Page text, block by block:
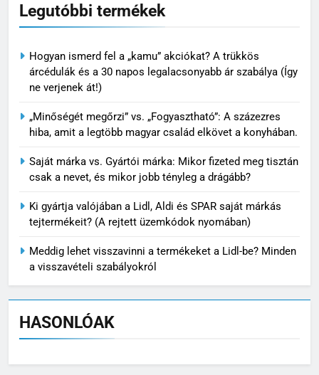
Legutóbbi termékek
Hogyan ismerd fel a „kamu” akciókat? A trükkös
árcédulák és a 30 napos legalacsonyabb ár szabálya (Így
ne verjenek át!)
„Minőségét megőrzi” vs. „Fogyasztható”: A százezres
hiba, amit a legtöbb magyar család elkövet a konyhában.
Saját márka vs. Gyártói márka: Mikor fizeted meg tisztán
csak a nevet, és mikor jobb tényleg a drágább?
Ki gyártja valójában a Lidl, Aldi és SPAR saját márkás
tejtermékeit? (A rejtett üzemkódok nyomában)
Meddig lehet visszavinni a termékeket a Lidl-be? Minden
a visszavételi szabályokról
HASONLÓAK